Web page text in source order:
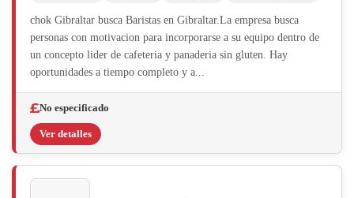
chok Gibraltar busca Baristas en Gibraltar.La empresa busca
personas con motivacion para incorporarse a su equipo dentro de
un concepto lider de cafeteria y panaderia sin gluten. Hay
oportunidades a tiempo completo y a...
No especificado
Ver detalles